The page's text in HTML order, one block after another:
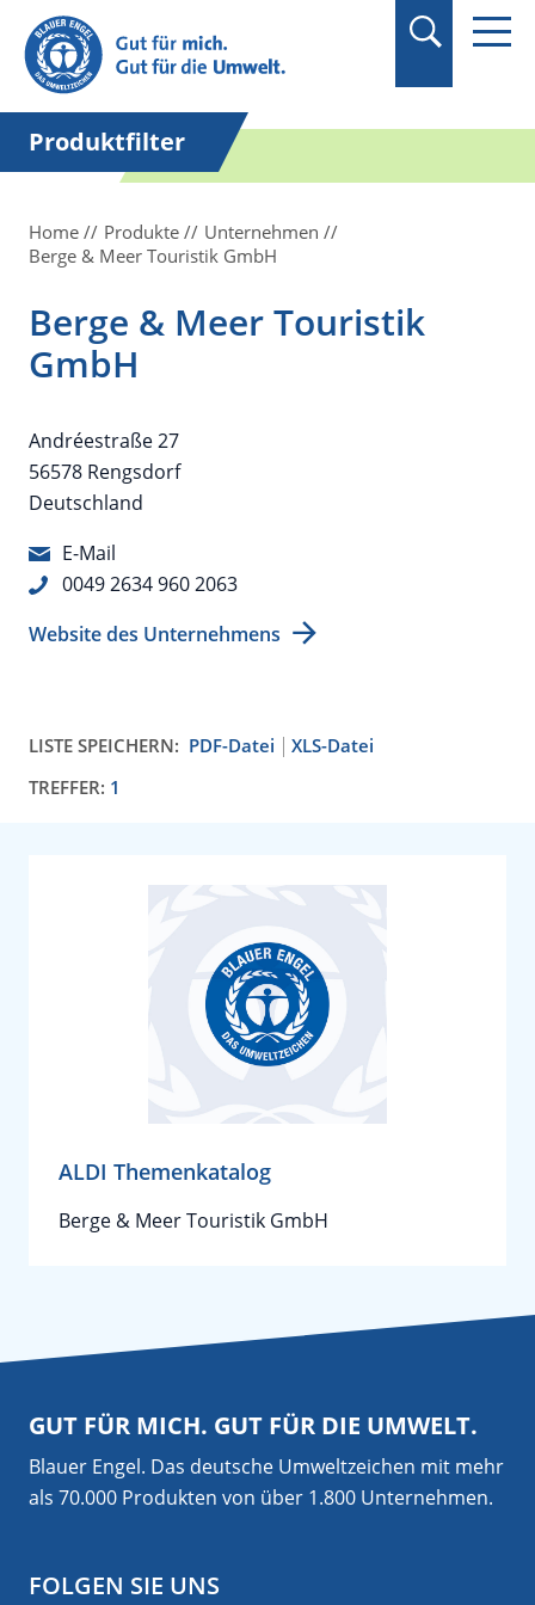
Suchbegriff in
Anführungszeichen
setzen.
Produktfilter
Home Produkte
Unternehmen
Berge & Meer Touristik GmbH
Berge & Meer Touristik
GmbH
Andréestraße 27
56578 Rengsdorf
Deutschland
E-Mail
0049 2634 960 2063
Website des Unternehmens
LISTE SPEICHERN: PDF-Datei
XLS-Datei
TREFFER: 1
ALDI Themenkatalog
Berge & Meer Touristik GmbH
GUT FÜR MICH. GUT FÜR DIE UMWELT.
Blauer Engel. Das deutsche Umweltzeichen mit mehr
als 70.000 Produkten von über 1.800 Unternehmen.
FOLGEN SIE UNS